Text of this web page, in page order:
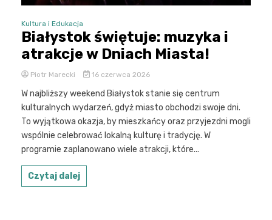
Kultura i Edukacja
Białystok świętuje: muzyka i
atrakcje w Dniach Miasta!
Piotr Marecki 16 czerwca 2026
W najbliższy weekend Białystok stanie się centrum
kulturalnych wydarzeń, gdyż miasto obchodzi swoje dni.
To wyjątkowa okazja, by mieszkańcy oraz przyjezdni mogli
wspólnie celebrować lokalną kulturę i tradycję. W
programie zaplanowano wiele atrakcji, które...
Czytaj dalej